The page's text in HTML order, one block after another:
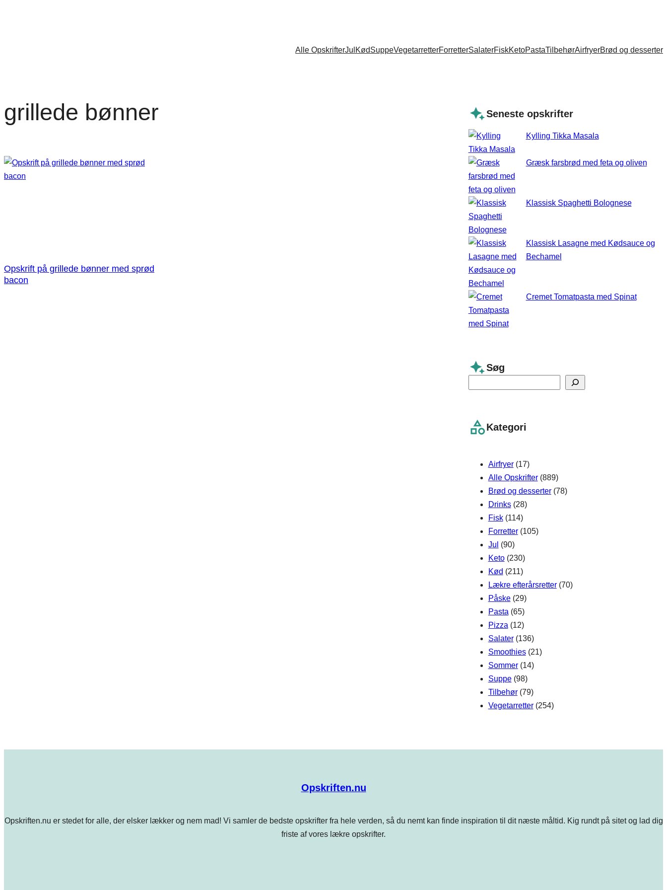
Alle OpskrifterJul KødSuppeVegetarretterForretterSalaterFiskKetoPastaTilbehørAirfryerBrød og desserter
grillede bønner
Opskrift på grillede bønner med sprød
bacon
Seneste opskrifter
Kylling Tikka Masala
Græsk farsbrød med feta og oliven
Klassisk Spaghetti Bolognese
Klassisk Lasagne med Kødsauce og
Bechamel
Cremet Tomatpasta med Spinat
Søg
c
Kategori
Airfryer(17)
Alle Opskrifter(889)
Brød og desserter(78)
Drinks(28)
Fisk(114)
Forretter(105)
Jul (90)
Keto(230)
Kød (211)
Lækre efterårsretter(70)
Påske(29)
Pasta (65)
Pizza (12)
Salater(136)
Smoothies(21)
Sommer(14)
Suppe(98)
Tilbehør(79)
Vegetarretter(254)
Opskriften.nu
Opskriften.nu er stedet for alle, der elsker lækker og nem mad! Vi samler de bedste opskrifter fra hele verden, så du nemt kan finde inspiration til dit næste måltid. Kig rundt på sitet og lad dig
friste af vores lækre opskrifter.